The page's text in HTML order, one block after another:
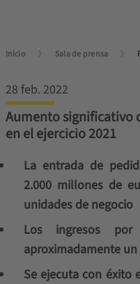
Inicio Sala de prensa
28 feb. 2022
Aumento significativo
en el ejercicio 2021
La entrada de
2.000 millones de
unidades de negocio
Los ingresos
aproximadamente un
Se ejecuta con éxito